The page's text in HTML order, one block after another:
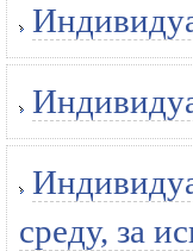
среду, за